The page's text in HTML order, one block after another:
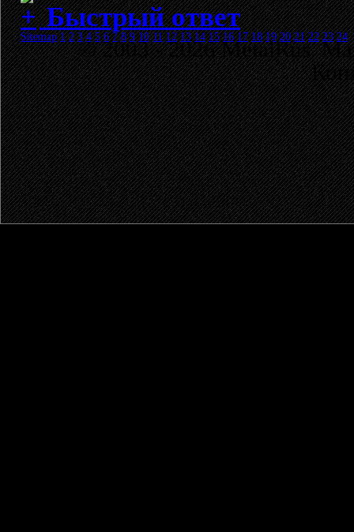
Быстрый ответ
Sitemap 1 2 3 4 5 6 7 8 9 10 11 12 13 14 15 16 17 18 19 20 21 22 23 24
© 2003 - 2026 MetalRus.